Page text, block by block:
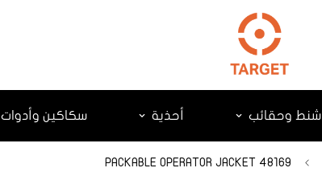
شنط وحقائب أحذية سكاكين وأدوات
48169 PACKABLE OPERATOR JACKET